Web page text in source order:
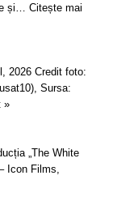
și… Citește mai
2026 Credit foto:
Sursa:
»
„The White
Icon Films,